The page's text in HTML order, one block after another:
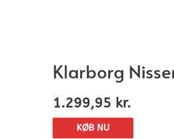
Klarborg
1.299,95 kr.
KØB NU